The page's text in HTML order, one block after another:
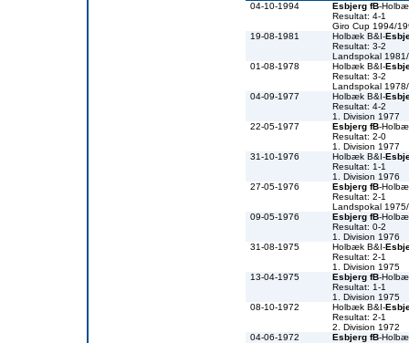
04-10-1994 Esbjerg fB-
Resultat: 4-1
Giro Cup 1994/
19-08-1981
Holbæk B&I-
Resultat: 3-2
Landspokal
01-08-1978
Holbæk B&I-
Resultat: 3-2
Landspokal
04-09-1977
Holbæk B&I-
Resultat: 4-2
1. Division 1977
22-05-1977
Esbjerg fB-
Resultat: 2-0
1. Division 1977
31-10-1976
Holbæk B&I-
Resultat: 1-1
1. Division 1976
27-05-1976
Esbjerg fB-
Resultat: 2-1
Landspokal
09-05-1976
Esbjerg fB-
Resultat: 0-2
1. Division 1976
31-08-1975
Holbæk B&I-
Resultat: 2-1
1. Division 1975
13-04-1975
Esbjerg fB-
Resultat: 1-1
1. Division 1975
08-10-1972
Holbæk B&I-
Resultat: 2-1
2. Division 1972
04-06-1972
Esbjerg fB-